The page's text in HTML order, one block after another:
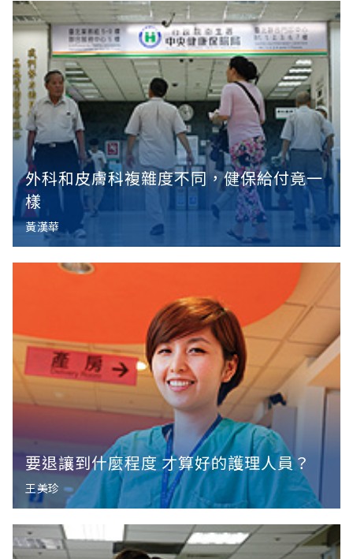
外科和皮膚科複雜度不同，健保給付竟一
樣
黃漢華
要退讓到什麼程度 才算好的護理人員？
王美珍